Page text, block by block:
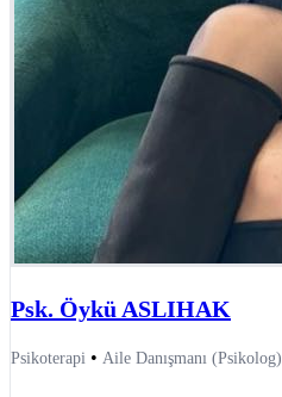
Psk. Öykü ASLIHAK
Psikoterapi • Aile Danışmanı (Psikolog)